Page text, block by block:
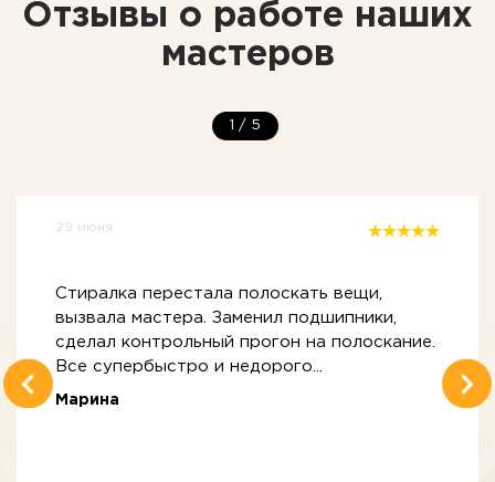
Отзывы о работе наших
мастеров
1 / 5
29 июня
Стиралка перестала полоскать вещи,
вызвала мастера. Заменил подшипники,
сделал контрольный прогон на полоскание.
Все супербыстро и недорого...
Марина